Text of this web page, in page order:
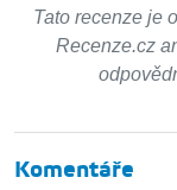
Tato recenze je
Recenze.cz
Komentáře